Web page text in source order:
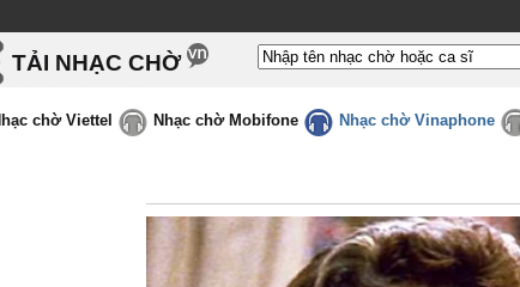
TẢI NHẠC CHỜ
chờ Viettel Nhạc chờ Mobifone Nhạc chờ Vinaphone